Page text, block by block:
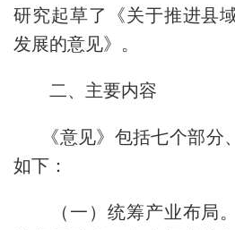
研究起草了《关于推进县
发展的意见》。
二、主要内容
《意见》包括七个部分
如下：
（一）统筹产业布局。